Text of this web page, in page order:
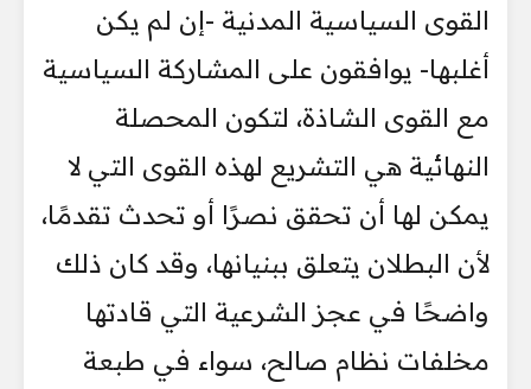
القوى السياسية المدنية -إن لم يكن
أغلبها- يوافقون على المشاركة السياسية
مع القوى الشاذة، لتكون المحصلة
النهائية هي التشريع لهذه القوى التي لا
يمكن لها أن تحقق نصرًا أو تحدث تقدمًا،
لأن البطلان يتعلق ببنيانها، وقد كان ذلك
واضحًا في عجز الشرعية التي قادتها
مخلفات نظام صالح، سواء في طبعة